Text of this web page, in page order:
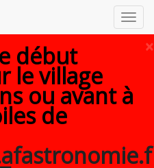
×
début
le village
ou avant à
de